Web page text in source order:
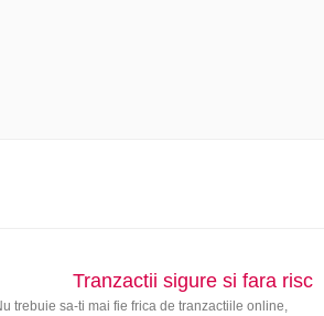
Tranzactii sigure si fara risc
trebuie sa-ti mai fie frica de tranzactiile online,